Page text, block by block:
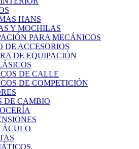
HANS
Y MOCHILAS
PARA MECÁNICOS
DE ACCESORIOS
DE EQUIPACIÓN
DE CALLE
DE COMPETICIÓN
DE CAMBIO